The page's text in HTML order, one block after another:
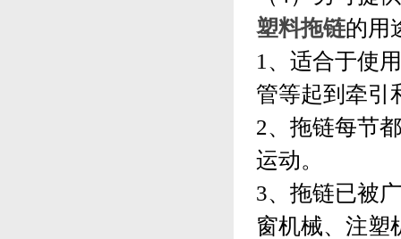
塑料拖链的用
1、适合于使
管等起到牵引
2、拖链每节
运动。
3、拖链已被
窗机械、注塑